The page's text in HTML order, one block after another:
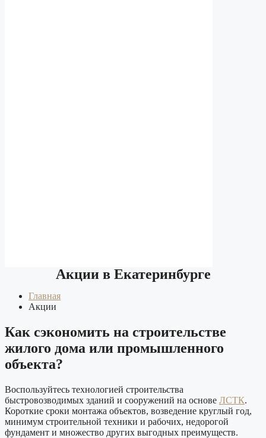
Акции в Екатеринбурге
Главная
Акции
Как сэкономить на строительстве
жилого дома или промышленного
объекта?
Воспользуйтесь технологией строительства
быстровозводимых зданий и сооружений на основе ЛСТК.
Короткие сроки монтажа объектов, возведение круглый год,
минимум строительной техники и рабочих, недорогой
фундамент и множество других выгодных преимуществ.